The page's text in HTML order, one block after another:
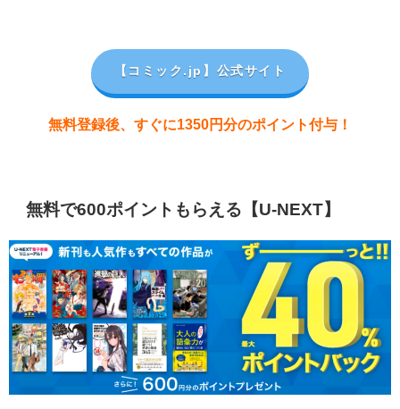
【コミック.jp 】公式サイト
無料登録後、すぐに1350円分のポイント付与！
無料で600ポイントもらえる【U-NEXT】